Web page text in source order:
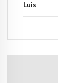
Luis